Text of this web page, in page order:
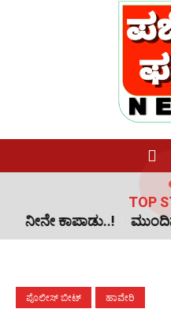
TOP
ಮುಂದಿನ ಎರಡು
ಪೊಲೀಸ್ ಬೀಟ್ ಹಾವೇರಿ